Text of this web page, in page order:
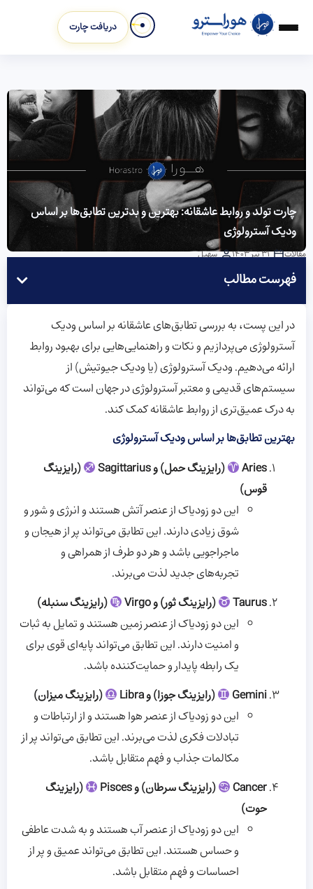
دریافت چارت
چارت تولد و روابط عاشقانه: بهترین و بدترین تطابق‌ها بر اساس
ودیک آسترولوژی
مقالات 31 تیر 1403 سهیل
فهرست مطالب
در این پست، به بررسی تطابق‌های عاشقانه بر اساس ودیک
آسترولوژی می‌پردازیم و نکات و راهنمایی‌هایی برای بهبود روابط
ارائه می‌دهیم. ودیک آسترولوژی (یا ودیک جیوتیش) از
سیستم‌های قدیمی و معتبر آسترولوژی در جهان است که می‌تواند
به درک عمیق‌تری از روابط عاشقانه کمک کند.
بهترین تطابق‌ها بر اساس ودیک آسترولوژی
Aries
(رایزینگ حمل) و Sagittarius
(رایزینگ
قوس)
این دو زودیاک از عنصر آتش هستند و انرژی و شور و
شوق زیادی دارند. این تطابق می‌تواند پر از هیجان و
ماجراجویی باشد و هر دو طرف از همراهی و
تجربه‌های جدید لذت می‌برند.
Taurus
(رایزینگ ثور) و Virgo
(رایزینگ سنبله)
این دو زودیاک از عنصر زمین هستند و تمایل به ثبات
و امنیت دارند. این تطابق می‌تواند پایه‌ای قوی برای
یک رابطه پایدار و حمایت‌کننده باشد.
Gemini
(رایزینگ جوزا) و Libra
(رایزینگ میزان)
این دو زودیاک از عنصر هوا هستند و از ارتباطات و
تبادلات فکری لذت می‌برند. این تطابق می‌تواند پر از
مکالمات جذاب و فهم متقابل باشد.
Cancer
(رایزینگ سرطان) و Pisces
(رایزینگ
حوت)
این دو زودیاک از عنصر آب هستند و به شدت عاطفی
و حساس هستند. این تطابق می‌تواند عمیق و پر از
احساسات و فهم متقابل باشد.